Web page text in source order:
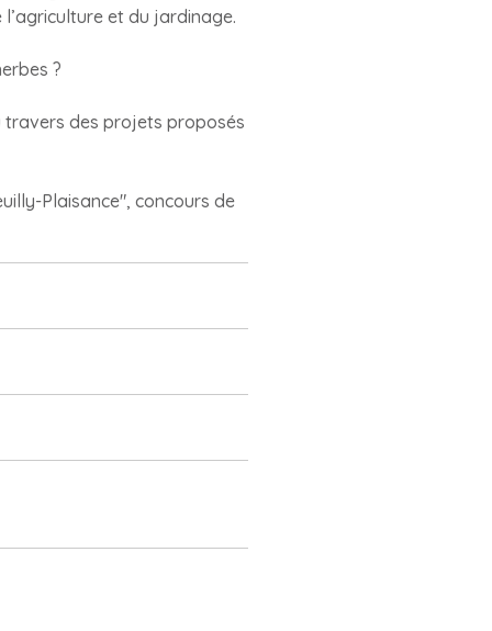
et du jardinage.
?
travers des projets proposés
Plaisance", concours de